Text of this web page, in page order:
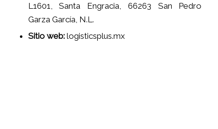
L1601, Santa Engracia, 66263 San Pedro
Garza García, N.L.
Sitio web:logisticsplus.mx